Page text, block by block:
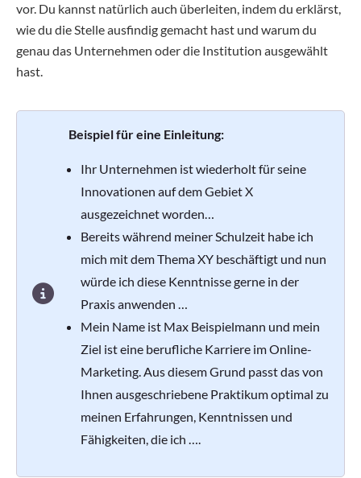
vor. Du kannst natürlich auch überleiten, indem du erklärst,
wie du die Stelle ausfindig gemacht hast und warum du
genau das Unternehmen oder die Institution ausgewählt
hast.
Beispiel für eine Einleitung:
Ihr Unternehmen ist wiederholt für seine
Innovationen auf dem Gebiet X
ausgezeichnet worden…
Bereits während meiner Schulzeit habe ich
mich mit dem Thema XY beschäftigt und nun
würde ich diese Kenntnisse gerne in der
Praxis anwenden …
Mein Name ist Max Beispielmann und mein
Ziel ist eine berufliche Karriere im Online-
Marketing. Aus diesem Grund passt das von
Ihnen ausgeschriebene Praktikum optimal zu
meinen Erfahrungen, Kenntnissen und
Fähigkeiten, die ich ….